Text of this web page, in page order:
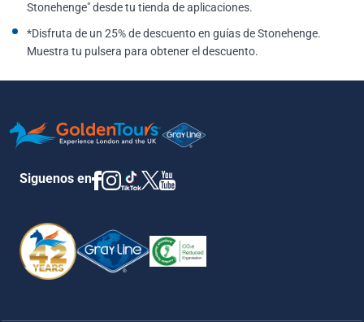
Stonehenge" desde tu tienda de aplicaciones.
*Disfruta de un 25% de descuento en guías de Stonehenge.
Muestra tu pulsera para obtener el descuento.
Siguenos en